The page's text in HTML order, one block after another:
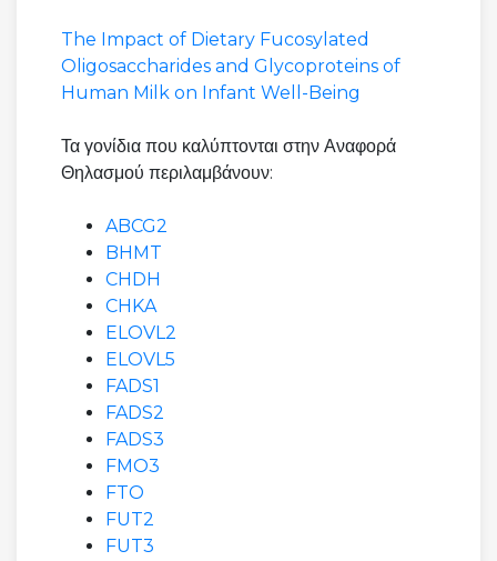
The Impact of Dietary Fucosylated
Oligosaccharides and Glycoproteins of
Human Milk on Infant Well-Being
Τα γονίδια που καλύπτονται στην Αναφορά
Θηλασμού περιλαμβάνουν:
ABCG2
BHMT
CHDH
CHKA
ELOVL2
ELOVL5
FADS1
FADS2
FADS3
FMO3
FTO
FUT2
FUT3